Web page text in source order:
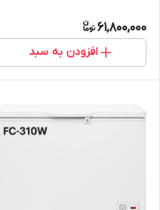
61,800,000
افزودن به سبد